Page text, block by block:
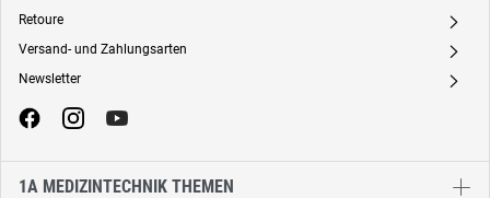
Retoure A
Versand- und Zahlungsarten A
Newsletter A
1A MEDIZINTECHNIK THEMEN